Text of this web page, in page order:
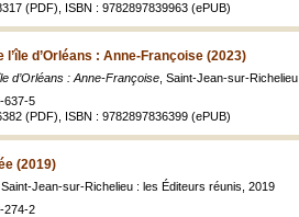
(PDF), ISBN : 9782897839963 (ePUB)
l’île d’Orléans : Anne-Françoise (2023)
d’Orléans : Anne-Françoise , Saint-Jean-sur-
637-5
(PDF), ISBN : 9782897836399 (ePUB)
(2019)
, Saint-Jean-sur-Richelieu : les Éditeurs réunis, 2019
274-2